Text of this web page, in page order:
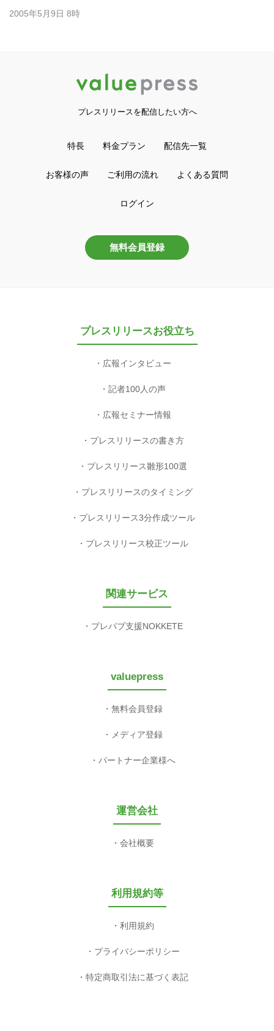
2005年5月9日 8時
プレスリリースを配信したい方へ
特長 料金プラン 配信先一覧
お客様の声 ご利用の流れ よくある質問
ログイン
無料会員登録
プレスリリースお役立ち
広報インタビュー
記者100人の声
広報セミナー情報
プレスリリースの書き方
プレスリリース雛形100選
プレスリリースのタイミング
プレスリリース3分作成ツール
プレスリリース校正ツール
関連サービス
プレパブ支援NOKKETE
valuepress
無料会員登録
メディア登録
パートナー企業様へ
運営会社
会社概要
利用規約等
利用規約
プライバシーポリシー
特定商取引法に基づく表記